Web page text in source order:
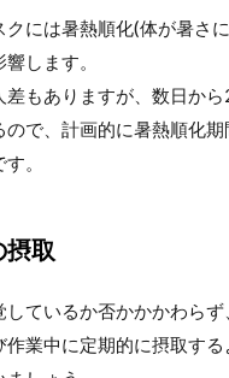
クには暑熱順化(体が暑さ
します。
差もありますが、数日か
で、計画的に暑熱順化期
。
取
しているか否かかかわらず
作業中に定期的に摂取す